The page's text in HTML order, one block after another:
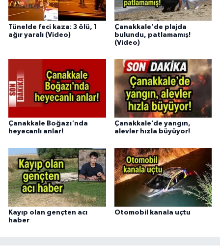
Tünelde feci kaza: 3 ölü, 1
ağır yaralı (Video)
Çanakkale'de plajda
bulundu, patlamamış!
(Video)
Çanakkale Boğazı'nda
heyecanlı anlar!
Çanakkale’de yangın,
alevler hızla büyüyor!
Kayıp olan gençten acı
haber
Otomobil kanala uçtu